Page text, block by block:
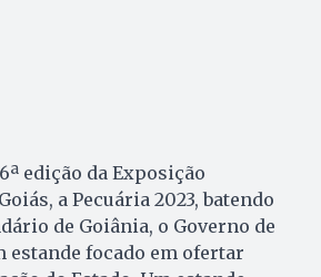
edição da Exposição
a Pecuária 2023, batendo
de Goiânia, o Governo de
estande focado em ofertar